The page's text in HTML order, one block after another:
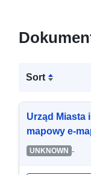
Sort
Urząd Miasta
mapowy e-
UNKNOWN -